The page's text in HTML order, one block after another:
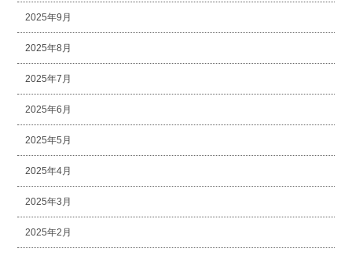
2025年9月
2025年8月
2025年7月
2025年6月
2025年5月
2025年4月
2025年3月
2025年2月